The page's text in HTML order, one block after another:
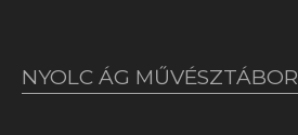
NYOLC ÁG MŰVÉSZTÁBOR